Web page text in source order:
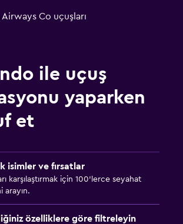
Co uçuşları
ile uçuş
yaparken
et
isimler ve fırsatlar
karşılaştırmak için 100'lerce seyahat
arayın.
özelliklere göre filtreleyin